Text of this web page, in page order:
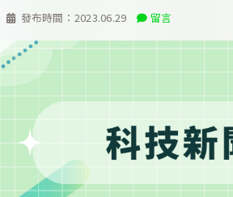
發布時間： 2023.06.29 留言